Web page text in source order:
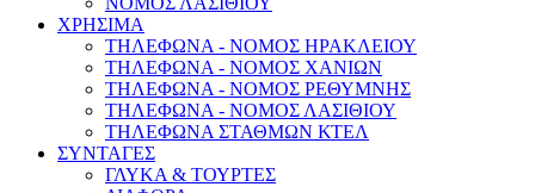
ΧΡΗΣΙΜΑ
ΤΗΛΕΦΩΝΑ - ΝΟΜΟΣ ΗΡΑΚΛΕΙΟΥ
ΤΗΛΕΦΩΝΑ - ΝΟΜΟΣ ΧΑΝΙΩΝ
ΤΗΛΕΦΩΝΑ - ΝΟΜΟΣ ΡΕΘΥΜΝΗΣ
ΤΗΛΕΦΩΝΑ - ΝΟΜΟΣ ΛΑΣΙΘΙΟΥ
ΤΗΛΕΦΩΝΑ ΣΤΑΘΜΩΝ ΚΤΕΛ
ΣΥΝΤΑΓΕΣ
ΓΛΥΚΑ & ΤΟΥΡΤΕΣ